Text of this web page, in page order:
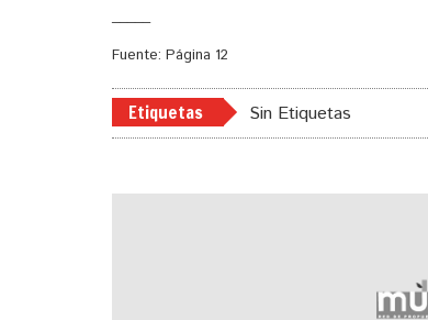
Fuente: Página 12
Etiquetas Sin Etiquetas